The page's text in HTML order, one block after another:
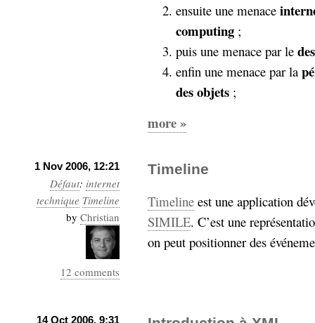
ensuite une menace
computing ;
puis une menace par le
enfin une menace par la
des objets ;
more »
1 Nov 2006, 12:21
Défaut: internet
technique Timeline
by Christian
12 comments
Timeline
Timeline est une application
SIMILE. C’est une
on peut positionner des
14 Oct 2006, 9:31